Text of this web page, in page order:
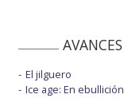
El jilguero
Ice age: En ebullición